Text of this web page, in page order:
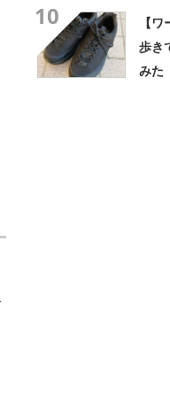
10
【
歩き
みた